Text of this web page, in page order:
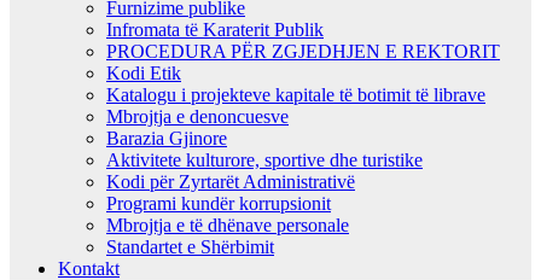
Furnizime publike
Infromata të Karaterit Publik
PROCEDURA PËR ZGJEDHJEN E REKTORIT
Kodi Etik
Katalogu i projekteve kapitale të botimit të librave
Mbrojtja e denoncuesve
Barazia Gjinore
Aktivitete kulturore, sportive dhe turistike
Kodi për Zyrtarët Administrativë
Programi kundër korrupsionit
Mbrojtja e të dhënave personale
Standartet e Shërbimit
Kontakt